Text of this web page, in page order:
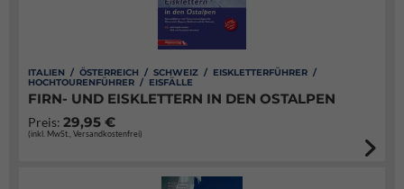
ITALIEN / ÖSTERREICH / SCHWEIZ / EISKLETTERFÜHRER /
HOCHTOURENFÜHRER / EISFÄLLE
FIRN- UND EISKLETTERN IN DEN OSTALPEN
Preis: 29,95 €
(inkl. MwSt., Versandkostenfrei)